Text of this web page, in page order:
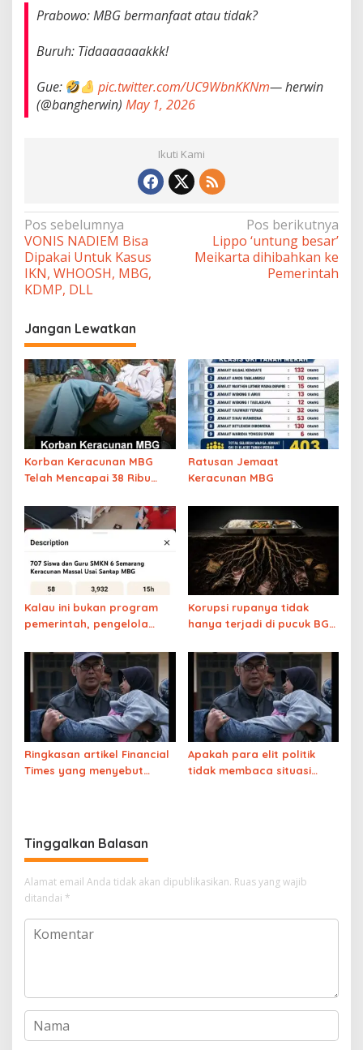
Prabowo: MBG bermanfaat atau tidak?
Buruh: Tidaaaaaaakkk!
Gue:
pic.twitter.com/UC9WbnKKNm— herwin
(@bangherwin) May 1, 2026
Ikuti Kami
Navigasi
pos
Pos sebelumnya
VONIS NADIEM Bisa
Dipakai Untuk Kasus
IKN, WHOOSH, MBG,
KDMP, DLL
Pos berikutnya
Lippo ‘untung besar’
Meikarta dihibahkan ke
Pemerintah
Jangan Lewatkan
Korban Keracunan MBG
Telah Mencapai 38 Ribu
Ratusan Jemaat
Keracunan MBG
Kalau ini bukan program
pemerintah, pengelola
Korupsi rupanya tidak
hanya terjadi di pucuk BGN
Ringkasan artikel Financial
Times yang menyebut
Apakah para elit politik
tidak membaca situasi
Tinggalkan Balasan
Alamat email Anda tidak akan dipublikasikan. Ruas yang wajib
ditandai *